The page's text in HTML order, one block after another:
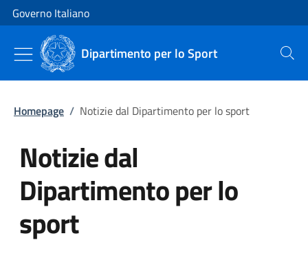
Vai al contenuto
Vai alla navigazione del sito
Governo Italiano
Dipartimento per lo Sport Cerca
Homepage / Notizie dal Dipartimento per lo sport
Notizie dal
Dipartimento per lo
sport